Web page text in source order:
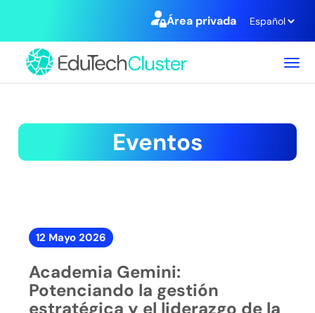
Área privada
T
l
12 Mayo 2026
Academia Gemini:
Potenciando la gestión
estratégica y el liderazgo de la